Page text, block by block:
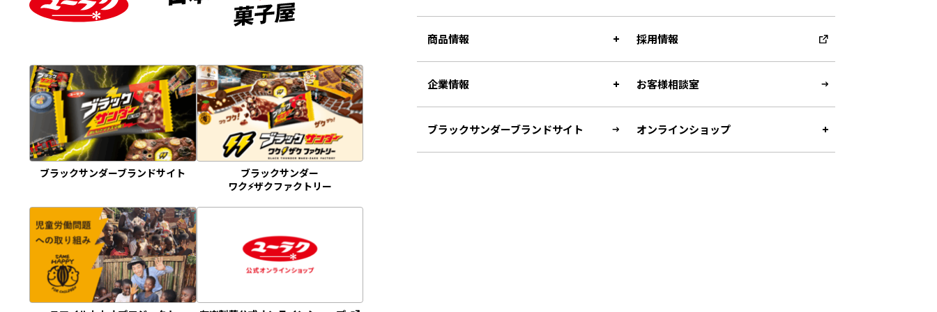
ブラックサンダーブランドサイト
ブラックサンダー
ワク⚡️ザクファクトリー
商品情報
企業情報
ブラックサンダーブランドサイト
採用情報
お客様相談室
オンラインショップ